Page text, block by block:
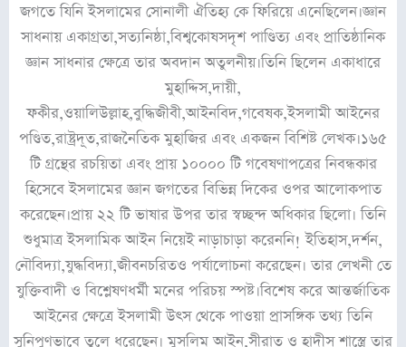
জগতে যিনি ইসলামের সোনালী ঐতিহ্য কে ফিরিয়ে এনেছিলেন।জ্ঞান
সাধনায় একাগ্রতা,সত্যনিষ্ঠা,বিশ্বকোষসদৃশ পাণ্ডিত্য এবং প্রাতিষ্ঠানিক
জ্ঞান সাধনার ক্ষেত্রে তার অবদান অতুলনীয়।তিনি ছিলেন একাধারে
মুহাদ্দিস,দায়ী,
ফকীর,ওয়ালিউল্লাহ,বুদ্ধিজীবী,আইনবিদ,গবেষক,ইসলামী আইনের
পণ্ডিত,রাষ্ট্রদূত,রাজনৈতিক মুহাজির এবং একজন বিশিষ্ট লেখক।১৬৫
টি গ্রন্থের রচয়িতা এবং প্রায় ১০০০০ টি গবেষণাপত্রের নিবন্ধকার
হিসেবে ইসলামের জ্ঞান জগতের বিভিন্ন দিকের ওপর আলোকপাত
করেছেন।প্রায় ২২ টি ভাষার উপর তার স্বচ্ছন্দ অধিকার ছিলো। তিনি
শুধুমাত্র ইসলামিক আইন নিয়েই নাড়াচাড়া করেননি! ইতিহাস,দর্শন,
নৌবিদ্যা,যুদ্ধবিদ্যা,জীবনচরিতও পর্যালোচনা করেছেন। তার লেখনী তে
যুক্তিবাদী ও বিশ্লেষণধর্মী মনের পরিচয় স্পষ্ট।বিশেষ করে আন্তর্জাতিক
আইনের ক্ষেত্রে ইসলামী উৎস থেকে পাওয়া প্রাসঙ্গিক তথ্য তিনি
সুনিপুণভাবে তুলে ধরেছেন। মুসলিম আইন,সীরাত ও হাদীস শাস্ত্রে তার